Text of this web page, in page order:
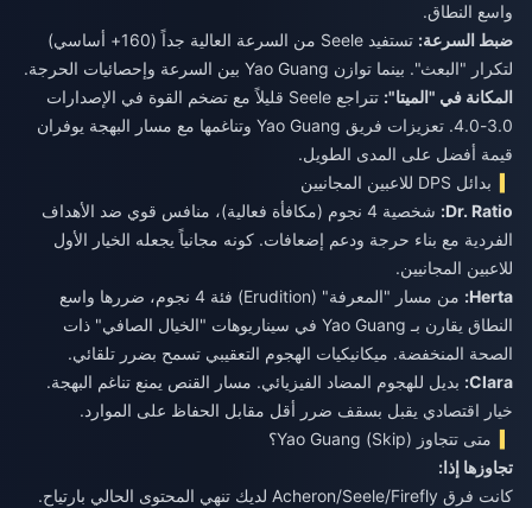
واسع النطاق.
ضبط السرعة:
تستفيد Seele من السرعة العالية جداً (160+ أساسي)
لتكرار "البعث". بينما توازن Yao Guang بين السرعة وإحصائيات الحرجة.
المكانة في "الميتا":
تتراجع Seele قليلاً مع تضخم القوة في الإصدارات
3.0-4.0. تعزيزات فريق Yao Guang وتناغمها مع مسار البهجة يوفران
قيمة أفضل على المدى الطويل.
بدائل DPS للاعبين المجانيين
Dr. Ratio:
شخصية 4 نجوم (مكافأة فعالية)، منافس قوي ضد الأهداف
الفردية مع بناء حرجة ودعم إضعافات. كونه مجانياً يجعله الخيار الأول
للاعبين المجانيين.
Herta:
من مسار "المعرفة" (Erudition) فئة 4 نجوم، ضررها واسع
النطاق يقارن بـ Yao Guang في سيناريوهات "الخيال الصافي" ذات
الصحة المنخفضة. ميكانيكيات الهجوم التعقيبي تسمح بضرر تلقائي.
Clara: بديل للهجوم المضاد الفيزيائي. مسار القنص يمنع تناغم البهجة.
خيار اقتصادي يقبل بسقف ضرر أقل مقابل الحفاظ على الموارد.
متى تتجاوز (Skip) Yao Guang؟
تجاوزها إذا:
كانت فرق Acheron/Seele/Firefly لديك تنهي المحتوى الحالي بارتياح.